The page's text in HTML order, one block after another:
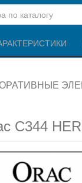
C344